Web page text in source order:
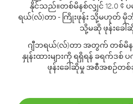
နိုင်သည်။တစ်မိနစ်လျှင် 12.0 ¢
ရယ်(လ်)တာ - ကြိုးဖုန်း သို့မဟုတ် မို
သို့မဆို ဖုန်းခေါ်ဆို
ဂျီဘရယ်(လ်)တာ အတွက် တစ်မိန
နှုန်းထားများကို ရရှိရန် ခရက်ဒစ်
ဖုန်းခေါ်ဆိုမှု အစီအစဉ်တ